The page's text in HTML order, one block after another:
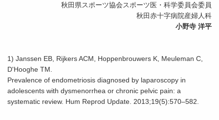
秋田県スポーツ協会スポーツ医・科学委員会委員
秋田赤十字病院産婦人科
小野寺 洋平
1) Janssen EB, Rijkers ACM, Hoppenbrouwers K, Meuleman C,
D'Hooghe TM.
Prevalence of endometriosis diagnosed by laparoscopy in
adolescents with dysmenorrhea or chronic pelvic pain: a
systematic review. Hum Reprod Update. 2013;19(5):570–582.